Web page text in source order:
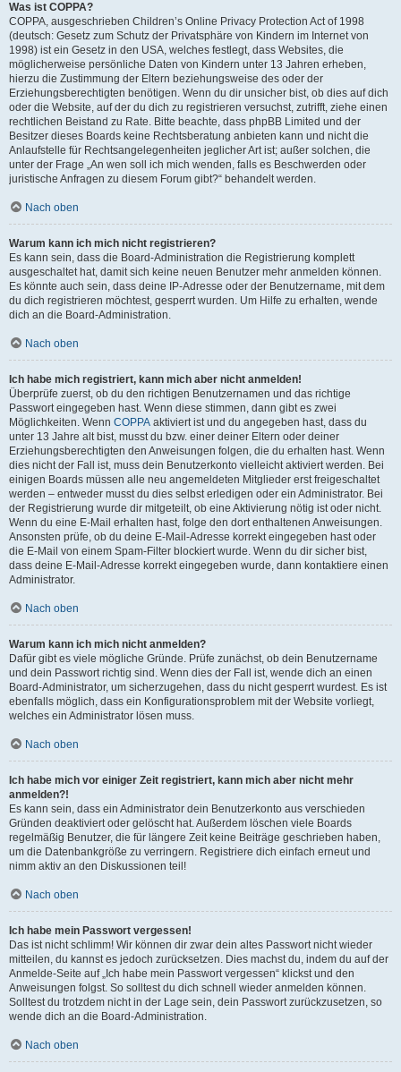
Was ist COPPA?
COPPA, ausgeschrieben Children’s Online Privacy Protection Act of 1998
(deutsch: Gesetz zum Schutz der Privatsphäre von Kindern im Internet von
1998) ist ein Gesetz in den USA, welches festlegt, dass Websites, die
möglicherweise persönliche Daten von Kindern unter 13 Jahren erheben,
hierzu die Zustimmung der Eltern beziehungsweise des oder der
Erziehungsberechtigten benötigen. Wenn du dir unsicher bist, ob dies auf dich
oder die Website, auf der du dich zu registrieren versuchst, zutrifft, ziehe einen
rechtlichen Beistand zu Rate. Bitte beachte, dass phpBB Limited und der
Besitzer dieses Boards keine Rechtsberatung anbieten kann und nicht die
Anlaufstelle für Rechtsangelegenheiten jeglicher Art ist; außer solchen, die
unter der Frage „An wen soll ich mich wenden, falls es Beschwerden oder
juristische Anfragen zu diesem Forum gibt?“ behandelt werden.
Nach oben
Warum kann ich mich nicht registrieren?
Es kann sein, dass die Board-Administration die Registrierung komplett
ausgeschaltet hat, damit sich keine neuen Benutzer mehr anmelden können.
Es könnte auch sein, dass deine IP-Adresse oder der Benutzername, mit dem
du dich registrieren möchtest, gesperrt wurden. Um Hilfe zu erhalten, wende
dich an die Board-Administration.
Nach oben
Ich habe mich registriert, kann mich aber nicht anmelden!
Überprüfe zuerst, ob du den richtigen Benutzernamen und das richtige
Passwort eingegeben hast. Wenn diese stimmen, dann gibt es zwei
Möglichkeiten. Wenn COPPA aktiviert ist und du angegeben hast, dass du
unter 13 Jahre alt bist, musst du bzw. einer deiner Eltern oder deiner
Erziehungsberechtigten den Anweisungen folgen, die du erhalten hast. Wenn
dies nicht der Fall ist, muss dein Benutzerkonto vielleicht aktiviert werden. Bei
einigen Boards müssen alle neu angemeldeten Mitglieder erst freigeschaltet
werden – entweder musst du dies selbst erledigen oder ein Administrator. Bei
der Registrierung wurde dir mitgeteilt, ob eine Aktivierung nötig ist oder nicht.
Wenn du eine E-Mail erhalten hast, folge den dort enthaltenen Anweisungen.
Ansonsten prüfe, ob du deine E-Mail-Adresse korrekt eingegeben hast oder
die E-Mail von einem Spam-Filter blockiert wurde. Wenn du dir sicher bist,
dass deine E-Mail-Adresse korrekt eingegeben wurde, dann kontaktiere einen
Administrator.
Nach oben
Warum kann ich mich nicht anmelden?
Dafür gibt es viele mögliche Gründe. Prüfe zunächst, ob dein Benutzername
und dein Passwort richtig sind. Wenn dies der Fall ist, wende dich an einen
Board-Administrator, um sicherzugehen, dass du nicht gesperrt wurdest. Es ist
ebenfalls möglich, dass ein Konfigurationsproblem mit der Website vorliegt,
welches ein Administrator lösen muss.
Nach oben
Ich habe mich vor einiger Zeit registriert, kann mich aber nicht mehr
anmelden?!
Es kann sein, dass ein Administrator dein Benutzerkonto aus verschieden
Gründen deaktiviert oder gelöscht hat. Außerdem löschen viele Boards
regelmäßig Benutzer, die für längere Zeit keine Beiträge geschrieben haben,
um die Datenbankgröße zu verringern. Registriere dich einfach erneut und
nimm aktiv an den Diskussionen teil!
Nach oben
Ich habe mein Passwort vergessen!
Das ist nicht schlimm! Wir können dir zwar dein altes Passwort nicht wieder
mitteilen, du kannst es jedoch zurücksetzen. Dies machst du, indem du auf der
Anmelde-Seite auf „Ich habe mein Passwort vergessen“ klickst und den
Anweisungen folgst. So solltest du dich schnell wieder anmelden können.
Solltest du trotzdem nicht in der Lage sein, dein Passwort zurückzusetzen, so
wende dich an die Board-Administration.
Nach oben